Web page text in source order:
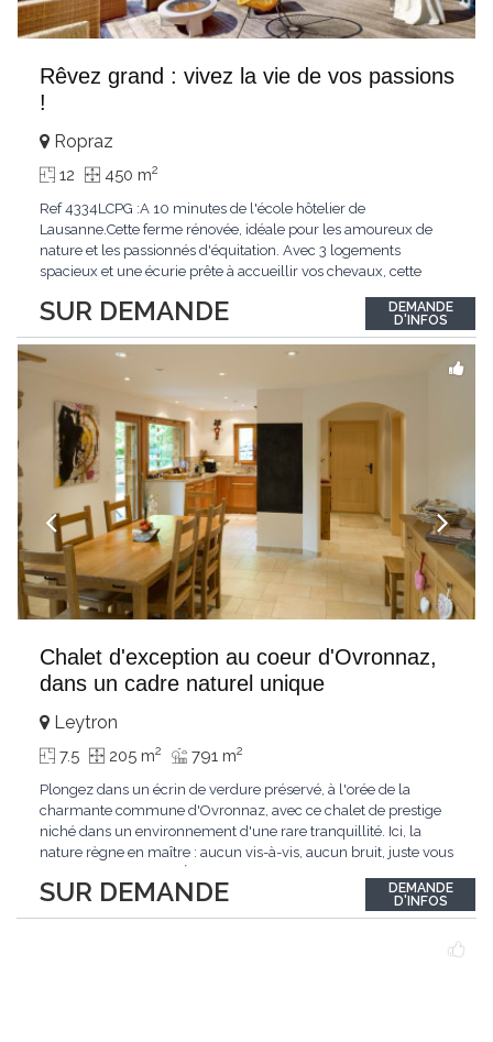
Rêvez grand : vivez la vie de vos passions
!
SUR DEMANDE
Ropraz
12 450 m2
Ref 4334LCPG :A 10 minutes de l'école hôtelier de
Lausanne.Cette ferme rénovée, idéale pour les amoureux de
nature et les passionnés d'équitation. Avec 3 logements
spacieux et une écurie prête à accueillir vos chevaux, cette
authentique et confort moderne. - 3 logements confortables :
duplex 2,5 pièces, duplex 4,5 pièces avec...
DEMANDE
D'INFOS
Chalet d'exception au coeur d'Ovronnaz,
dans un cadre naturel unique
SUR DEMANDE
Leytron
7.5 205 m2 791 m2
Plongez dans un écrin de verdure préservé, à l'orée de la
charmante commune d'Ovronnaz, avec ce chalet de prestige
niché dans un environnement d'une rare tranquillité. Ici, la
nature règne en maître : aucun vis-à-vis, aucun bruit, juste vous
par ses finitions de très haut standing et ses matériaux nobles.
Le bois de mélèze...
DEMANDE
D'INFOS